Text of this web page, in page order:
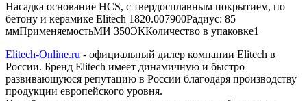
Насадка основание HСS, с твердосплавным покрытием, по
бетону и керамике Elitech 1820.007900Радиус: 85
ммПрименяемостьМИ 350ЭККоличество в упаковке1
Elitech-Online.ru - официальный дилер компании Elitech в
России. Бренд Elitech имеет динамичную и быстро
развивающуюся репутацию в России благодаря производству
продукции европейского уровня.